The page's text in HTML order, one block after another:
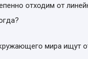
отходим от
мира ищут